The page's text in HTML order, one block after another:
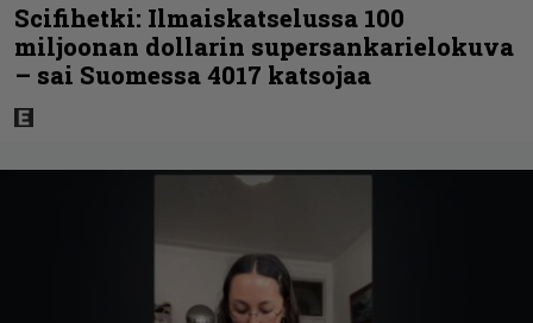
Scifihetki: Ilmaiskatselussa 100
miljoonan dollarin supersankarielokuva
– sai Suomessa 4017 katsojaa